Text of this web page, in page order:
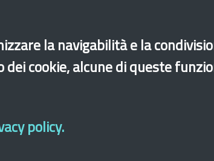
la navigabilità e la
cookie, alcune di queste
policy.